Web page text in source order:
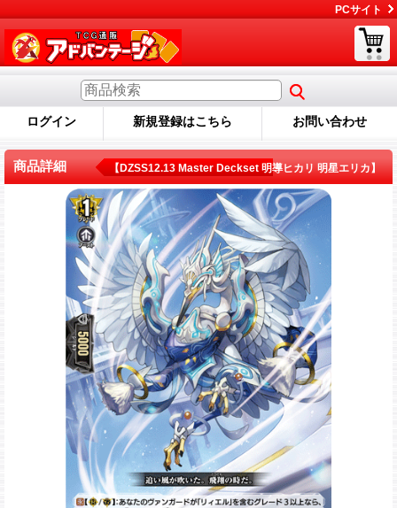
PCサイト
ログイン 新規登録はこちら お問い合わせ
商品詳細 【DZSS12.13 Master Deckset 明導ヒカリ 明星エリカ】